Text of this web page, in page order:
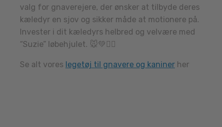
valg for gnaverejere, der ønsker at tilbyde deres
kæledyr en sjov og sikker måde at motionere på.
Invester i dit kæledyrs helbred og velvære med
“Suzie” løbehjulet. 🐭💚🏃‍♂️
Se alt vores legetøj til gnavere og kaniner her